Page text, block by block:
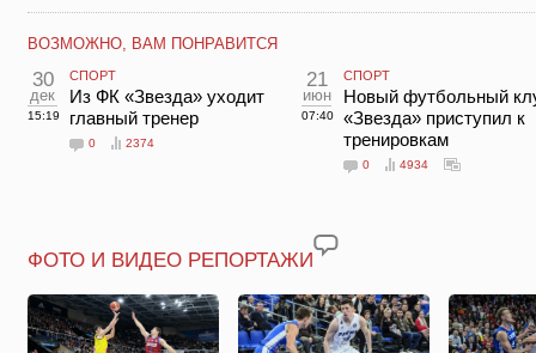
ВОЗМОЖНО, ВАМ ПОНРАВИТСЯ
30
дек
15:19
СПОРТ
Из ФК «Звезда» уходит
главный тренер
0 2374
21
июн
07:40
СПОРТ
Новый футбольный
«Звезда» приступил к
тренировкам
0 4934
ФОТО И ВИДЕО РЕПОРТАЖИ